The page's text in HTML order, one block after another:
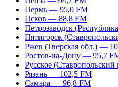
Пермь — 95,0 FM
Псков — 88,8 FM
Петрозаводск
Пятигорск
Ржев (Тверская обл.) —
Ростов-на-Дону — 95,7
Русское
Рязань — 102,5 FM
Самара — 96,8 FM